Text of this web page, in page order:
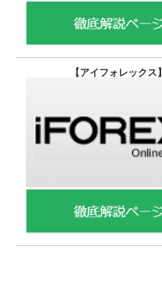
【アイフォレックス】